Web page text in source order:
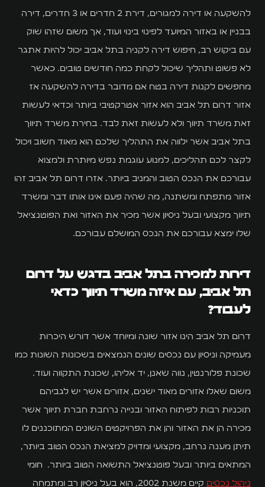
המגזין
מדריכים
סרטונים
יצירת קשר
להשקעה או דירה למגורים, דירת 2 חדרים או 3 חדרים, דירה
בבניין או באזור המיועד לפינוי בינוי ועוד, אך משום שזהו שוק
עם ביקוש רב, חיפוש דירה לקניה בתל אביב יכול להיות אתגר
לא פשוט ותהליך שיכול לקחת כמה חודשים טובים. כאשר
מחפשים לקנות דירה בטח אם מדובר בדירה להשקעה אז
אזור דרום תל אביב הוא אזור אטרקטיבי ביותר וכדאי לעשות
זאת משרד תיווך ולא לעשות זאת לבד. בחירת משרד תיווך
בתל אביב אשר ילווה את התהליך שלכם הוא מאוד חשוב ויכול
לקצר לכם תהליכים, למנוע עוגמת נפש מיותרת ולמצוא
עבורכם את הנכס הטוב והמניב ביותר. אזרו דרום תל אביב זהו
אזור מתפתח ומשתנה, מה שהיה פעם אינו אותו דבר ומשרד
תיווך מקצועי ובעל ניסיון אשר מכיר את האזור ואת הפוטנציאל
שלו ימצא עבורכם את הנכס המושלם עבורכם.
דירות למכירה בתל אביב בדגש על דרום
תל אביב, עם איזה משרד תיווך כדאי
לעבוד?
דרום תל אביב הינו אזור שונה ומיוחד אשר דורש היכרות
מעמיקה וניסיון עם נכסים שונים הנמצאים בשכונות השונות כמו
שכונת פלורנטין, נווה שאנן, יד אליהו, שכונת התקווה ועוד.
משום שאלו אזורים מאוד ישנים, אזורים אשר יש לגביהם
תוכניות רבות לפיתוח האזור ובנייה נרחבת חברת תיווך אשר
מכירה הן את האזור והן את הפרויקטים השונים המתוכננים לו
תיתן מענה נרחב, מקצועי ומדויק למציאת הנכס הטוב ביותר,
המתאים ביותר ובעל פוטנציאל התשואה הטוב ביותר. חומי
ניהול נכסים
קיים משנת 2002, הוא בעל ניסיון רב ומתמחה